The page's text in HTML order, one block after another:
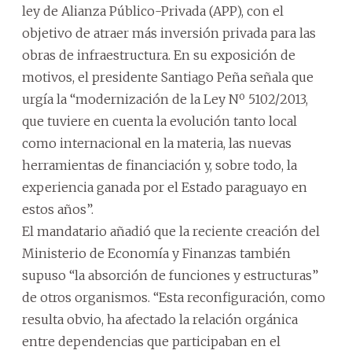
ley de Alianza Público-Privada (APP), con el
objetivo de atraer más inversión privada para las
obras de infraestructura. En su exposición de
motivos, el presidente Santiago Peña señala que
urgía la “modernización de la Ley Nº 5102/2013,
que tuviere en cuenta la evolución tanto local
como internacional en la materia, las nuevas
herramientas de financiación y, sobre todo, la
experiencia ganada por el Estado paraguayo en
estos años”.
El mandatario añadió que la reciente creación del
Ministerio de Economía y Finanzas también
supuso “la absorción de funciones y estructuras”
de otros organismos. “Esta reconfiguración, como
resulta obvio, ha afectado la relación orgánica
entre dependencias que participaban en el